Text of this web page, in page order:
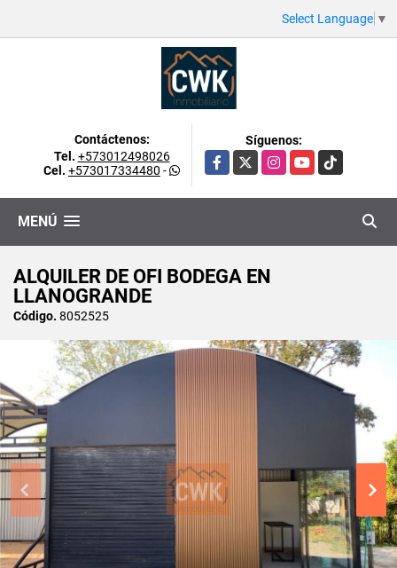
Select Language ▼
Contáctenos:
Tel. +573012498026
Cel. +573017334480 -
Síguenos:
Facebook
X InstagramYouTubeTikTok
MENÚ
ALQUILER DE OFI BODEGA EN
LLANOGRANDE
Código. 8052525